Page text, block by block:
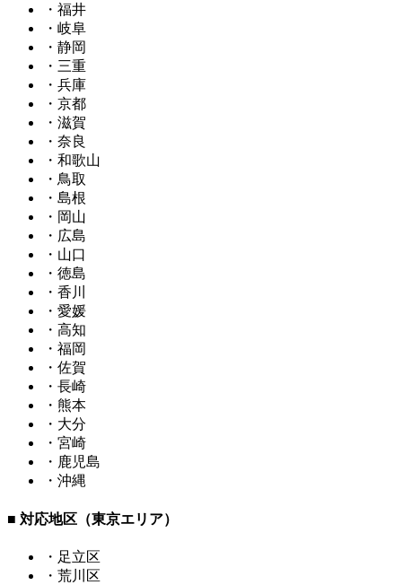
・福井
・岐阜
・静岡
・三重
・兵庫
・京都
・滋賀
・奈良
・和歌山
・鳥取
・島根
・岡山
・広島
・山口
・徳島
・香川
・愛媛
・高知
・福岡
・佐賀
・長崎
・熊本
・大分
・宮崎
・鹿児島
・沖縄
■ 対応地区（東京エリア）
・足立区
・荒川区